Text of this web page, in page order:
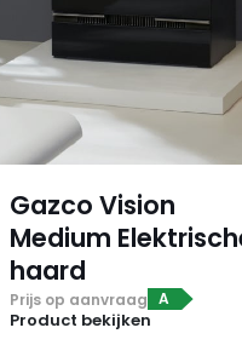
Gazco Vision
Medium
haard
Prijs op aanvraag A
Product bekijken